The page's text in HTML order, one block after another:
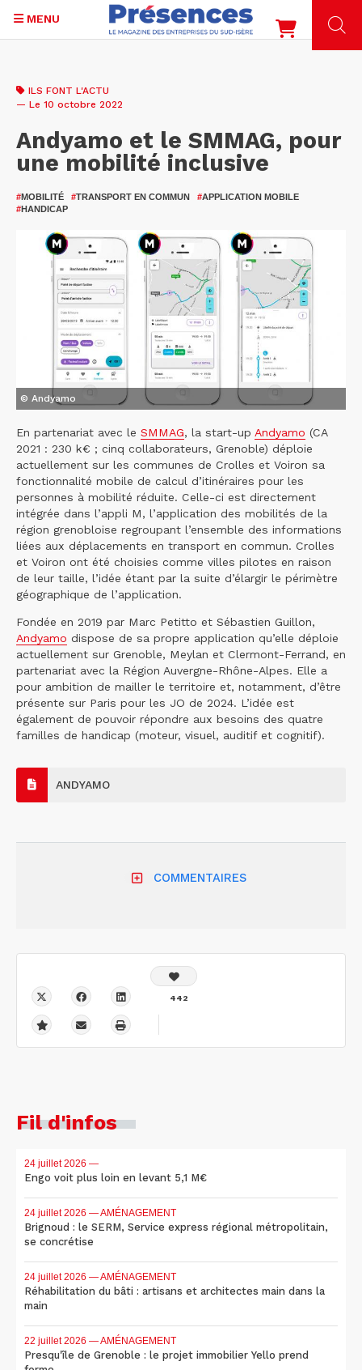
contenu
MENU
ILS FONT L'ACTU
— Le 10 octobre 2022
Andyamo et le SMMAG, pour
une mobilité inclusive
#MOBILITÉ #TRANSPORT EN COMMUN #APPLICATION MOBILE
#HANDICAP
© Andyamo
En partenariat avec le SMMAG, la start-up Andyamo (CA
2021 : 230 k€ ; cinq collaborateurs, Grenoble) déploie
actuellement sur les communes de Crolles et Voiron sa
fonctionnalité mobile de calcul d’itinéraires pour les
personnes à mobilité réduite. Celle-ci est directement
intégrée dans l’appli M, l’application des mobilités de la
région grenobloise regroupant l’ensemble des informations
liées aux déplacements en transport en commun. Crolles
et Voiron ont été choisies comme villes pilotes en raison
de leur taille, l’idée étant par la suite d’élargir le périmètre
géographique de l’application.
Fondée en 2019 par Marc Petitto et Sébastien Guillon,
Andyamo dispose de sa propre application qu’elle déploie
actuellement sur Grenoble, Meylan et Clermont-Ferrand, en
partenariat avec la Région Auvergne-Rhône-Alpes. Elle a
pour ambition de mailler le territoire et, notamment, d’être
présente sur Paris pour les JO de 2024. L’idée est
également de pouvoir répondre aux besoins des quatre
familles de handicap (moteur, visuel, auditif et cognitif).
ANDYAMO
COMMENTAIRES
442
Fil d'infos
24 juillet 2026 —
Engo voit plus loin en levant 5,1 M€
24 juillet 2026 — AMÉNAGEMENT
Brignoud : le SERM, Service express régional métropolitain,
se concrétise
24 juillet 2026 — AMÉNAGEMENT
Réhabilitation du bâti : artisans et architectes main dans la
main
22 juillet 2026 — AMÉNAGEMENT
Presqu'île de Grenoble : le projet immobilier Yello prend